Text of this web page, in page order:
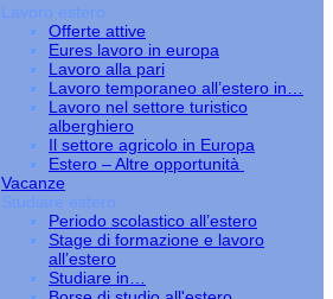
Lavoro estero
Offerte attive
Eures lavoro in europa
Lavoro alla pari
Lavoro temporaneo all’estero in…
Lavoro nel settore turistico
alberghiero
Il settore agricolo in Europa
Estero – Altre opportunità
Vacanze
Studiare estero
Periodo scolastico all’estero
Stage di formazione e lavoro
all’estero
Studiare in…